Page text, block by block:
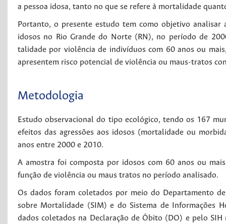
a pessoa idosa, tanto no que se refere à mortalidade
Portanto, o presente estudo tem como objetivo
idosos no Rio Grande do Norte (RN), no período de
talidade por violência de indivíduos com 60 anos ou
apresentem risco potencial de violência ou maus-tratos
Metodologia
Estudo observacional do tipo ecológico, tendo os 167
efeitos das agressões aos idosos (mortalidade ou
anos entre 2000 e 2010.
A amostra foi composta por idosos com 60 anos ou
função de violência ou maus tratos no período analisado.
Os dados foram coletados por meio do Departamento
sobre Mortalidade (SIM) e do Sistema de Informações
dados coletados na Declaração de Óbito (DO) e pelo